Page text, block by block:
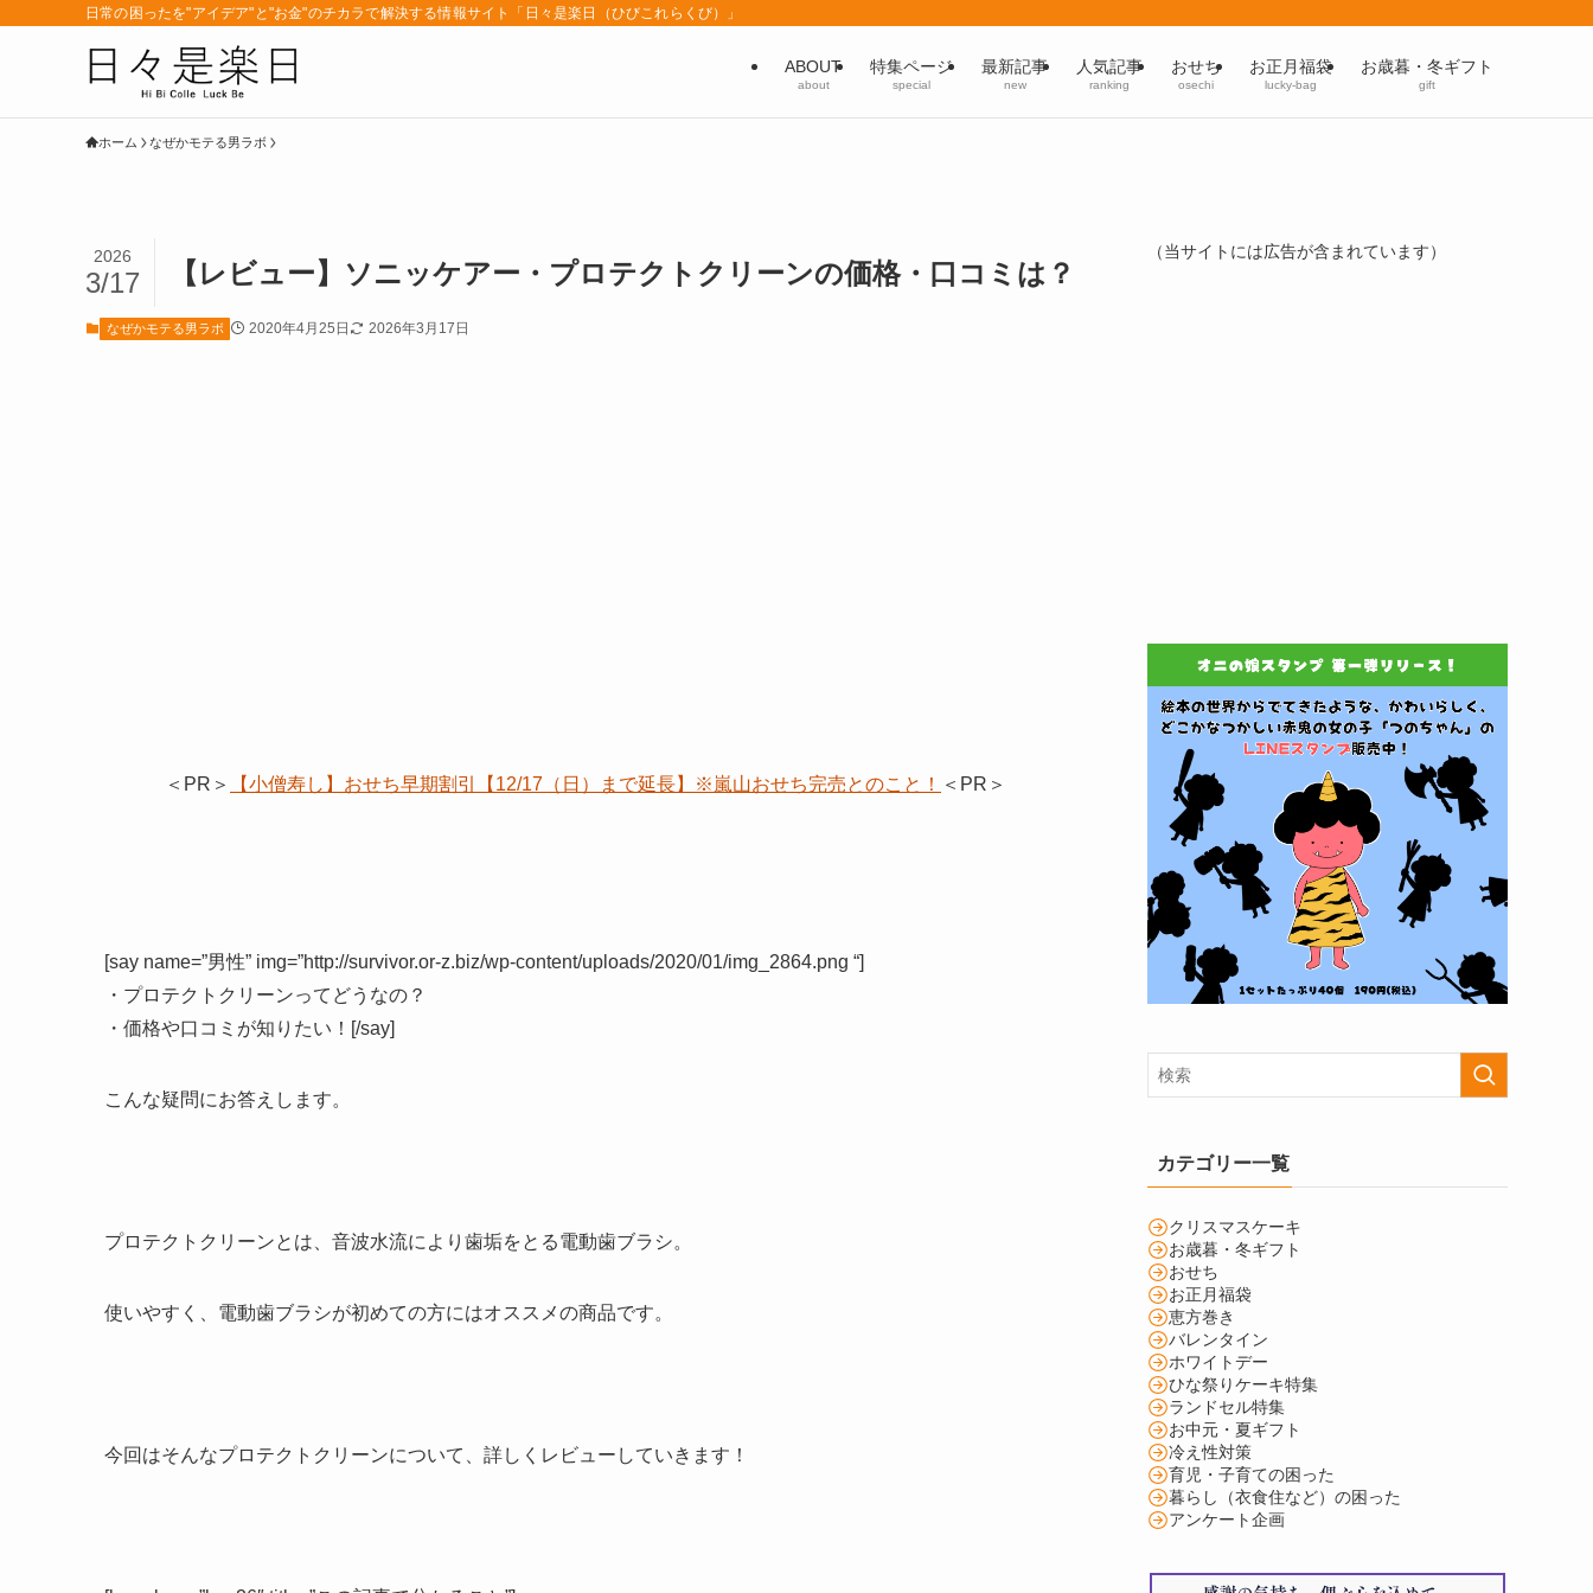
日常の困ったを"アイデア"と"お金"のチカラで解決する情報サイト「日々是楽日（ひびこれらくび）」
ABOUT
about
特集ページ
special
最新記事
new
人気記事
ranking
おせち
osechi
お正月福袋
lucky-bag
お歳暮・冬ギフト
gift
ホーム なぜかモテる男ラボ
【レビュー】ソニッケアー・プロテクトクリーンの価格・口コミは？
2026
3/17
なぜかモテる男ラボ 2020年4月25日 2026年3月17日
＜PR＞ 【小僧寿し】おせち早期割引【12/17（日）まで延長】※嵐山おせち完売とのこと！ ＜PR＞
[say name=”男性” img=”http://survivor.or-z.biz/wp-content/uploads/2020/01/img_2864.png “]
・プロテクトクリーンってどうなの？
・価格や口コミが知りたい！[/say]
こんな疑問にお答えします。
プロテクトクリーンとは、 音波水流により歯垢をとる電動歯ブラシ。
使いやすく、 電動歯ブラシが初めての方にはオススメの商品です。
今回はそんなプロテクトクリーンについて、詳しくレビューしていきます！
（当サイトには広告が含まれています）
カテゴリー一覧
クリスマスケーキ
お歳暮・冬ギフト
おせち
お正月福袋
恵方巻き
バレンタイン
ホワイトデー
ひな祭りケーキ特集
ランドセル特集
お中元・夏ギフト
冷え性対策
育児・子育ての困った
暮らし（衣食住など）の困った
アンケート企画